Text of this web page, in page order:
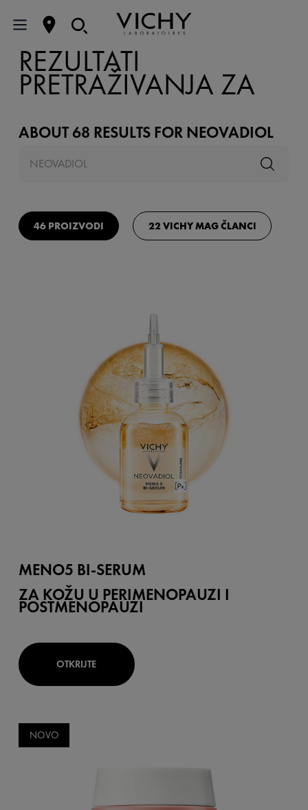
REZULTATI
PRETRAŽIVANJA ZA
ABOUT68 RESULTS FOR NEOVADIOL
46 PROIZVODI 22 VICHY MAG ČLANCI
MENO5 BI-SERUM
ZA KOŽU U PERIMENOPAUZI I
POSTMENOPAUZI
OTKRIJTE
NOVO